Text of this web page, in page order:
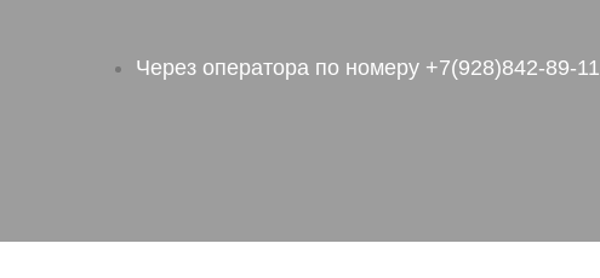
Через оператора по номеру +7(928)842-89-11